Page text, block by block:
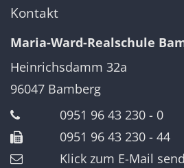
Kontakt
Maria-Ward-Realschule
Heinrichsdamm 32a
96047 Bamberg
0951 96 43 230 - 0
0951 96 43 230 - 44
Klick zum E-Mail